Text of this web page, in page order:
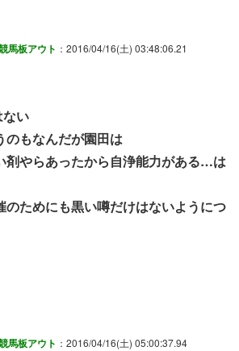
馬板アウト ：2016/04/16(土) 03:48:06.21
い
のもなんだが園田は
剤やらあったから自浄能力がある…は
のためにも黒い噂だけはないようにつ
馬板アウト ：2016/04/16(土) 05:00:37.94